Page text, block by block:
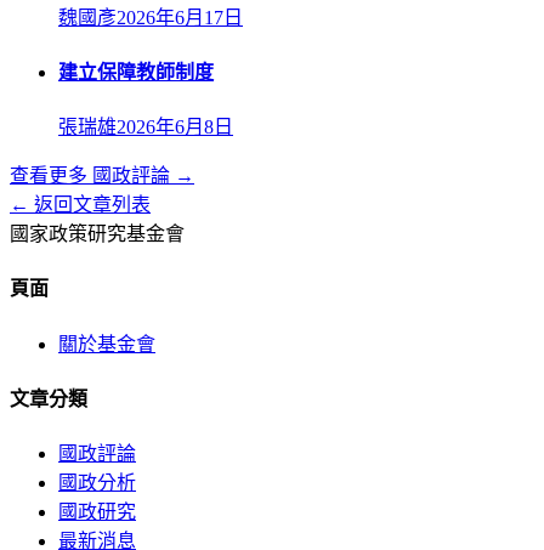
魏國彥2026年6月17日
建立保障教師制度
張瑞雄2026年6月8日
查看更多 國政評論 →
← 返回文章列表
國家政策研究基金會
頁面
關於基金會
文章分類
國政評論
國政分析
國政研究
最新消息